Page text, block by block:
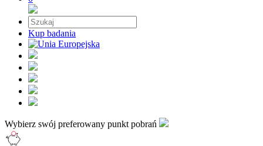
Kup badania
Wybierz swój preferowany punkt pobrań